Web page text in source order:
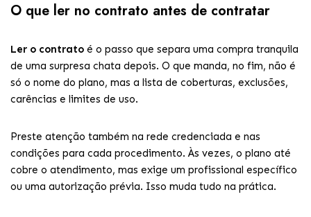
O que ler no contrato antes de contratar
Ler o contrato é o passo que separa uma compra tranquila
de uma surpresa chata depois. O que manda, no fim, não é
só o nome do plano, mas a lista de coberturas, exclusões,
carências e limites de uso.
Preste atenção também na rede credenciada e nas
condições para cada procedimento. Às vezes, o plano até
cobre o atendimento, mas exige um profissional específico
ou uma autorização prévia. Isso muda tudo na prática.